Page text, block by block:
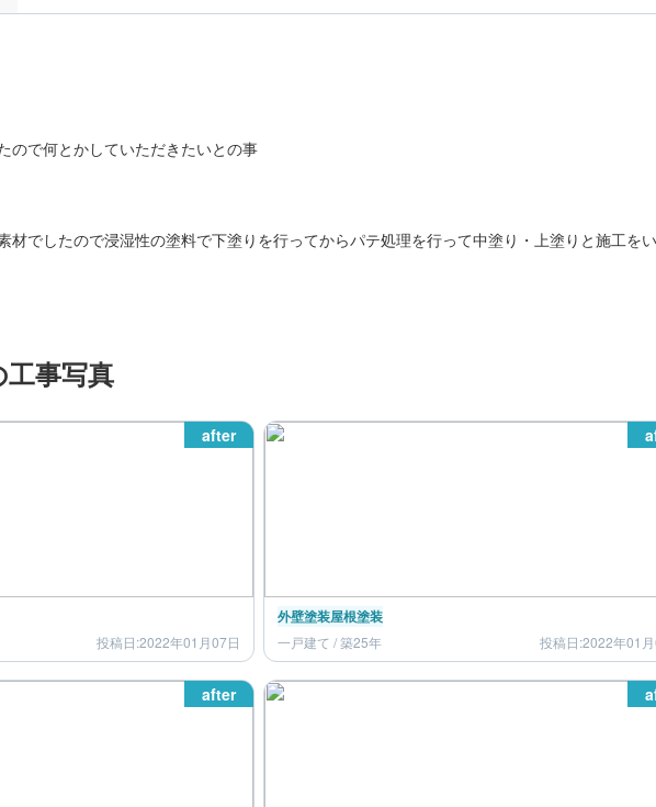
ので何とかしていただきたいとの事
材でしたので浸湿性の塗料で下塗りを行ってからパテ処理を行って中塗り・上塗りと施工を
事写真
after
投稿日:2022年01月07日
外壁塗装屋根塗装
一戸建て / 築25年 投稿日:2022年01
after